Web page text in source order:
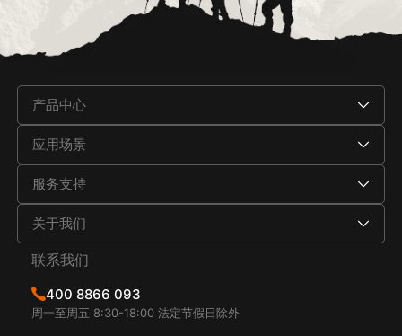
产品中心
应用场景
服务支持
关于我们
联系我们
400 8866 093
周一至周五 8:30-18:00 法定节假日除外